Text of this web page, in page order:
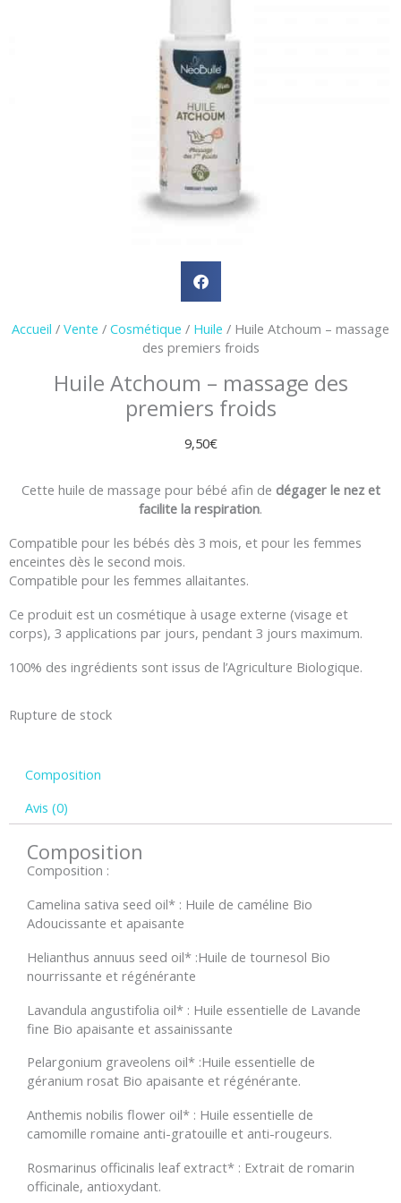
Accueil / Vente / Cosmétique / Huile / Huile Atchoum – massage
des premiers froids
Huile Atchoum – massage des
premiers froids
9,50€
Cette huile de massage pour bébé afin de dégager le nez et
facilite la respiration.
Compatible pour les bébés dès 3 mois, et pour les femmes
enceintes dès le second mois.
Compatible pour les femmes allaitantes.
Ce produit est un cosmétique à usage externe (visage et
corps), 3 applications par jours, pendant 3 jours maximum.
100% des ingrédients sont issus de l’Agriculture Biologique.
Rupture de stock
Composition
Avis (0)
Composition
Composition :
Camelina sativa seed oil* : Huile de caméline Bio
Adoucissante et apaisante
Helianthus annuus seed oil* :Huile de tournesol Bio
nourrissante et régénérante
Lavandula angustifolia oil* : Huile essentielle de Lavande
fine Bio apaisante et assainissante
Pelargonium graveolens oil* :Huile essentielle de
géranium rosat Bio apaisante et régénérante.
Anthemis nobilis flower oil* : Huile essentielle de
camomille romaine anti-gratouille et anti-rougeurs.
Rosmarinus officinalis leaf extract* : Extrait de romarin
officinale, antioxydant.